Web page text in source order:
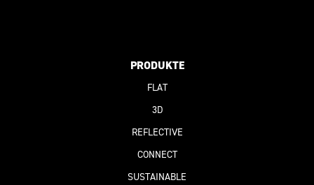
PRODUKTE
FLAT
3D
REFLECTIVE
CONNECT
SUSTAINABLE